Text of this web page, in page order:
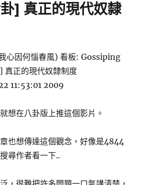
] 真正的現代奴隸
心因何惱春風) 看板: Gossiping
真正的現代奴隸制度
11:53:01 2009
想在八卦版上推這個影片。
也想傳達這個觀念，好像是4844
尋作者看一下..